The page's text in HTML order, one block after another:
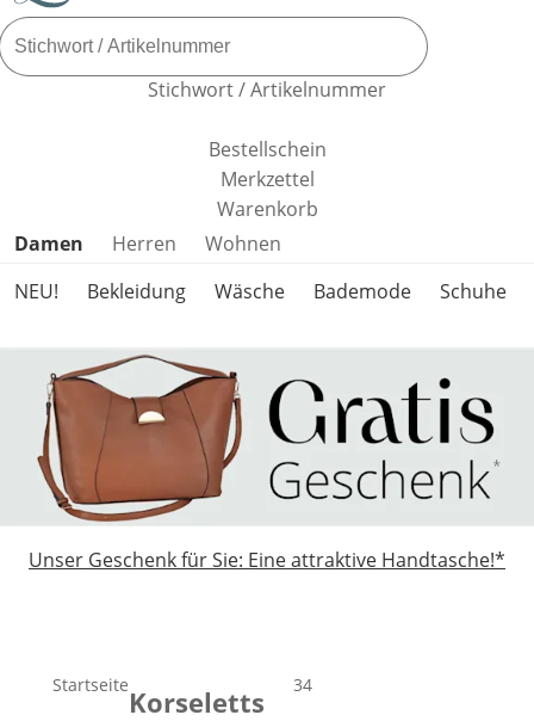
Stichwort / Artikelnummer
Bestellschein
Merkzettel
Warenkorb
Produktkategorien überspringen
Damen Herren
Wohnen
NEU!
Bekleidung Wäsche Bademode Schuhe
Unser Geschenk für Sie: Eine attraktive Handtasche!*
StartseiteKorseletts Total number of products:
34